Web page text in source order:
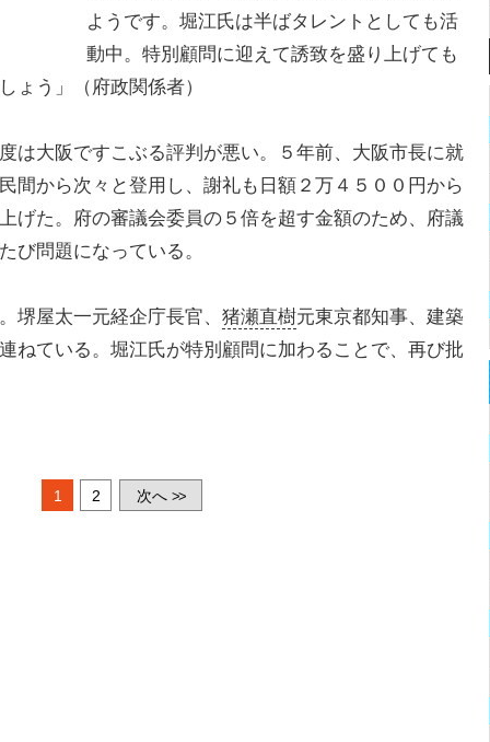
ようです。堀江氏は半ばタレントとしても活
動中。特別顧問に迎えて誘致を盛り上げても
ょう」（府政関係者）
は大阪ですこぶる評判が悪い。５年前、大阪市長に就
間から次々と登用し、謝礼も日額２万４５００円から
げた。府の審議会委員の５倍を超す金額のため、府議
び問題になっている。
堺屋太一元経企庁長官、 猪瀬直樹元東京都知事、建築
ねている。堀江氏が特別顧問に加わることで、再び批
1 2 次へ >>